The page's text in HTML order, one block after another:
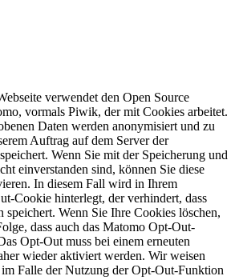
verwendet den Open Source
vormals Piwik, der mit Cookies arbeitet.
Daten werden anonymisiert und zu
Auftrag auf dem Server der
Wenn Sie mit der Speicherung und
einverstanden sind, können Sie diese
In diesem Fall wird in Ihrem
Cookie hinterlegt, der verhindert, dass
speichert. Wenn Sie Ihre Cookies löschen,
dass auch das Matomo Opt-Out-
Opt-Out muss bei einem erneuten
wieder aktiviert werden. Wir weisen
Falle der Nutzung der Opt-Out-Funktion